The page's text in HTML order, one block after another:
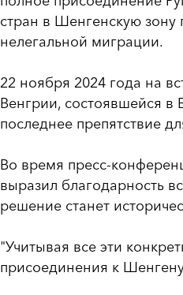
стран в Шенгенскую
нелегальной миграции.
22 ноября 2024 года на
Венгрии, состоявшейся в
последнее препятствие
Во время пресс-
выразил благодарность
решение станет
"Учитывая все эти
присоединения к